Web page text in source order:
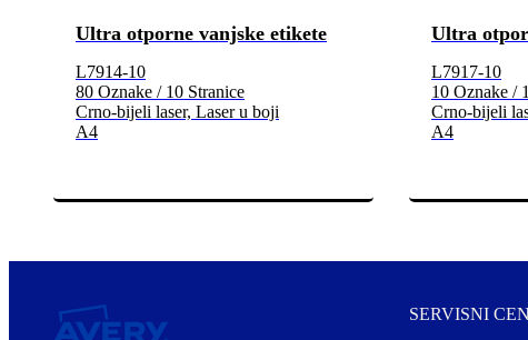
Ultra otporne vanjske etikete
L7914-10
80 Oznake / 10 Stranice
Crno-bijeli laser, Laser u boji
A4
Ultra
L7917-10
10 Oznake /
Crno-bijeli
A4
SERVISNI